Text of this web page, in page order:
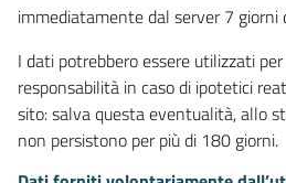
immediatamente dal server 7 giorni
I dati potrebbero essere utilizzati
responsabilità in caso di ipotetici
sito: salva questa eventualità, allo
non persistono per più di 180 giorni.